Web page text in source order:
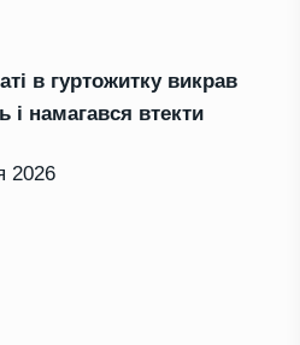
в гуртожитку викрав
і намагався втекти
2026